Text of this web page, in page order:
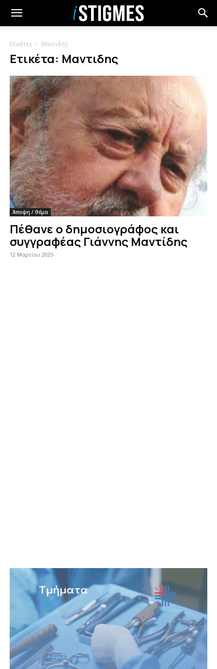
Ετικέτες Μαντιδης
Ετικέτα: Μαντιδης
Άποψη / Θέμα
Πέθανε ο δημοσιογράφος και
συγγραφέας Γιάννης Μαντίδης
12 Μαρτίου 2025